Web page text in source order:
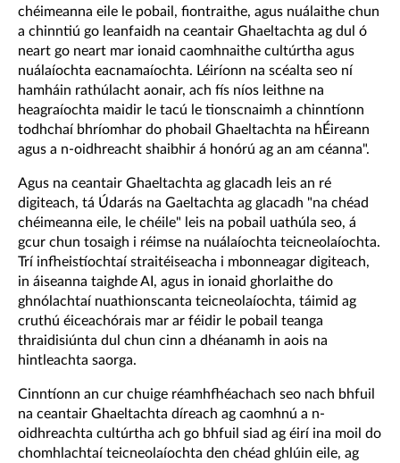
chéimeanna eile le pobail, fiontraithe, agus nuálaithe chun
a chinntiú go leanfaidh na ceantair Ghaeltachta ag dul ó
neart go neart mar ionaid caomhnaithe cultúrtha agus
nuálaíochta eacnamaíochta. Léiríonn na scéalta seo ní
hamháin rathúlacht aonair, ach fís níos leithne na
heagraíochta maidir le tacú le tionscnaimh a chinntíonn
todhchaí bhríomhar do phobail Ghaeltachta na hÉireann
agus a n-oidhreacht shaibhir á honórú ag an am céanna".
Agus na ceantair Ghaeltachta ag glacadh leis an ré
digiteach, tá Údarás na Gaeltachta ag glacadh "na chéad
chéimeanna eile, le chéile" leis na pobail uathúla seo, á
gcur chun tosaigh i réimse na nuálaíochta teicneolaíochta.
Trí infheistíochtaí straitéiseacha i mbonneagar digiteach,
in áiseanna taighde AI, agus in ionaid ghorlaithe do
ghnólachtaí nuathionscanta teicneolaíochta, táimid ag
cruthú éiceachórais mar ar féidir le pobail teanga
thraidisiúnta dul chun cinn a dhéanamh in aois na
hintleachta saorga.
Cinntíonn an cur chuige réamhfhéachach seo nach bhfuil
na ceantair Ghaeltachta díreach ag caomhnú a n-
oidhreachta cultúrtha ach go bhfuil siad ag éirí ina moil do
chomhlachtaí teicneolaíochta den chéad ghlúin eile, ag